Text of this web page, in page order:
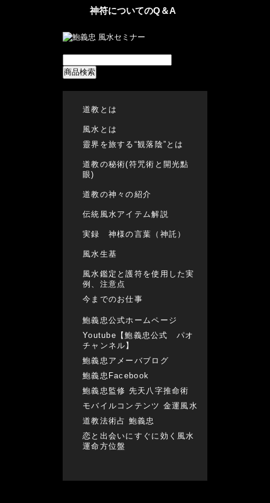
神符についてのQ＆A
商品検索
道教とは
風水とは
靈界を旅する“観落陰”とは
道教の秘術(符咒術と開光點
眼)
道教の神々の紹介
伝統風水アイテム解説
実録 神様の言葉（神託）
風水生基
風水鑑定と護符を使用した実
例、注意点
今までのお仕事
鮑義忠公式ホームページ
Youtube【鮑義忠公式 パオ
チャンネル】
鮑義忠アメーバブログ
鮑義忠Facebook
鮑義忠監修 先天八字推命術
モバイルコンテンツ 金運風水
道教法術占 鮑義忠
恋と出会いにすぐに効く風水
運命方位盤